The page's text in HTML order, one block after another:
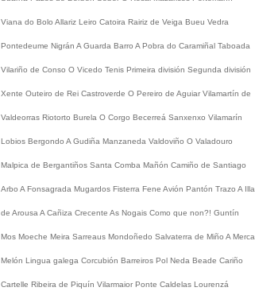
Viana do Bolo Allariz Leiro Catoira Rairiz de Veiga Bueu Vedra
Pontedeume Nigrán A Guarda Barro A Pobra do Caramiñal Taboada
Vilariño de Conso O Vicedo Tenis Primeira división Segunda división
Xente Outeiro de Rei Castroverde O Pereiro de Aguiar Vilamartín de
Valdeorras Riotorto Burela O Corgo Becerreá Sanxenxo Vilamarín
Lobios Bergondo A Gudiña Manzaneda Valdoviño O Valadouro
Malpica de Bergantiños Santa Comba Mañón Camiño de Santiago
Arbo A Fonsagrada Mugardos Fisterra Fene Avión Pantón Trazo A Illa
de Arousa A Cañiza Crecente As Nogais Como que non?! Guntín
Mos Moeche Meira Sarreaus Mondoñedo Salvaterra de Miño A Merca
Melón Lingua galega Corcubión Barreiros Pol Neda Beade Cariño
Cartelle Ribeira de Piquín Vilarmaior Ponte Caldelas Lourenzá